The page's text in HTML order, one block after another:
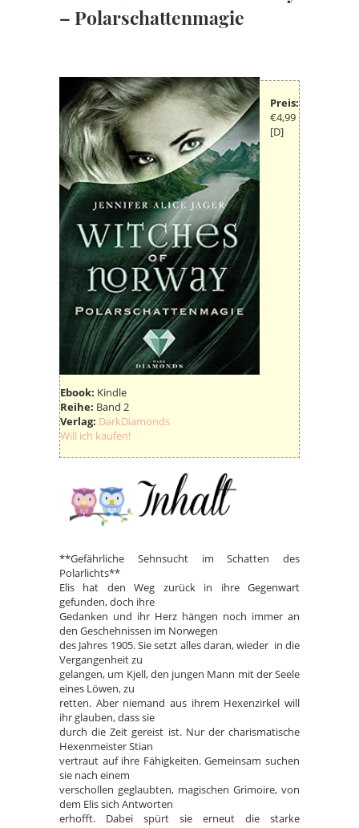
– Polarschattenmagie
Preis:
€4,99
[D]
Ebook: Kindle
Reihe: Band 2
Verlag: DarkDiamonds
Will ich kaufen!
**Gefährliche Sehnsucht im Schatten des
Polarlichts**
Elis hat den Weg zurück in ihre Gegenwart
gefunden, doch ihre
Gedanken und ihr Herz hängen noch immer an
den Geschehnissen im Norwegen
des Jahres 1905. Sie setzt alles daran, wieder in die
Vergangenheit zu
gelangen, um Kjell, den jungen Mann mit der Seele
eines Löwen, zu
retten. Aber niemand aus ihrem Hexenzirkel will
ihr glauben, dass sie
durch die Zeit gereist ist. Nur der charismatische
Hexenmeister Stian
vertraut auf ihre Fähigkeiten. Gemeinsam suchen
sie nach einem
verschollen geglaubten, magischen Grimoire, von
dem Elis sich Antworten
erhofft. Dabei spürt sie erneut die starke